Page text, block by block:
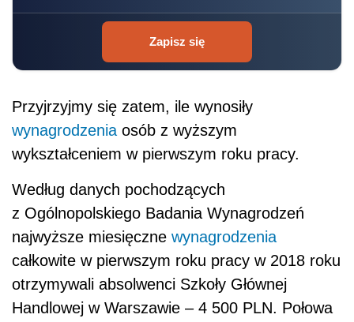
Zapisz się
Przyjrzyjmy się zatem, ile wynosiły
wynagrodzeniaosób z wyższym
wykształceniem w pierwszym roku pracy.
Według danych pochodzących
z Ogólnopolskiego Badania Wynagrodzeń
najwyższe miesięczne wynagrodzenia
całkowite w pierwszym roku pracy w 2018 roku
otrzymywali absolwenci Szkoły Głównej
Handlowej w Warszawie – 4 500 PLN. Połowa